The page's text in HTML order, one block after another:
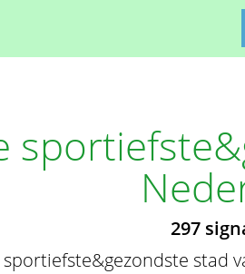
297
stad